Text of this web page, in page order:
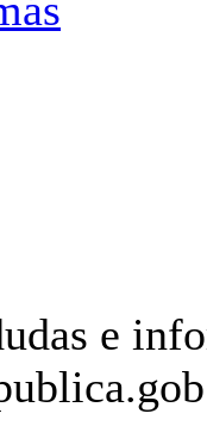
e